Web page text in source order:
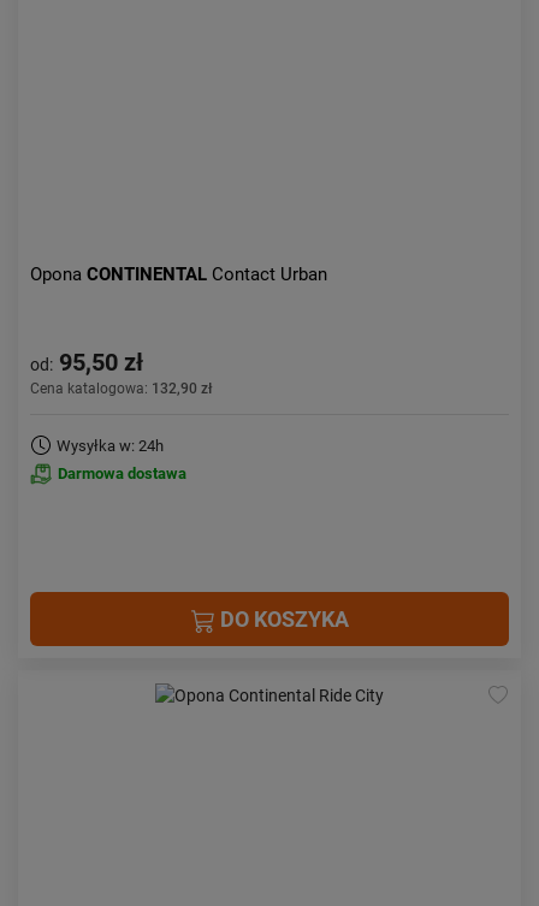
Opona CONTINENTAL Contact Urban
od: 95,50 zł
Cena katalogowa: 132,90 zł
Wysyłka w: 24h
Darmowa dostawa
DO KOSZYKA